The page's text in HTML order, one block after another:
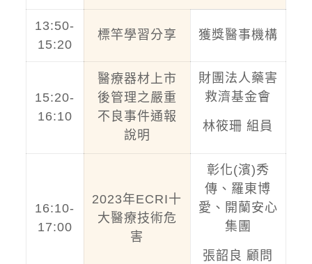
13:50-
15:20
標竿學習分享 獲獎醫事機構
15:20-
16:10
醫療器材上市
後管理之嚴重
不良事件通報
說明
財團法人藥害
救濟基金會
林筱珊 組員
16:10-
17:00
2023年ECRI十
大醫療技術危
害
彰化(濱)秀
傳、羅東博
愛、開蘭安心
集團
張韶良 顧問